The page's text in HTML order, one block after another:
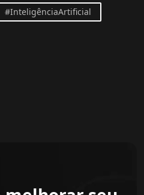
#InteligênciaArtificial